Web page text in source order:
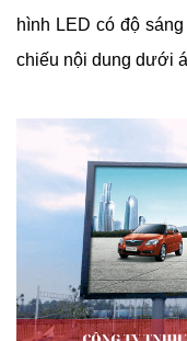
hình LED có độ
chiếu nội dung dưới